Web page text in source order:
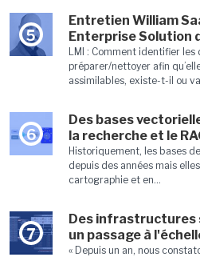
5
Entretien William
Enterprise Solution
LMI : Comment identifier les
préparer/nettoyer afin
assimilables, existe-t-il ou
6
Des bases
la recherche et le
Historiquement, les bases
depuis des années mais
cartographie et en...
7
Des infrastructures
un passage à
« Depuis un an, nous